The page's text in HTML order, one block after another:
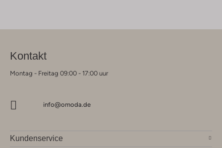
Kontakt
Montag - Freitag 09:00 - 17:00 uur
info@omoda.de
Kundenservice